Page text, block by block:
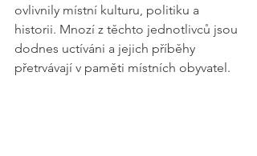
ovlivnily místní kulturu, politiku a
historii. Mnozí z těchto jednotlivců jsou
dodnes uctíváni a jejich příběhy
přetrvávají v paměti místních obyvatel.